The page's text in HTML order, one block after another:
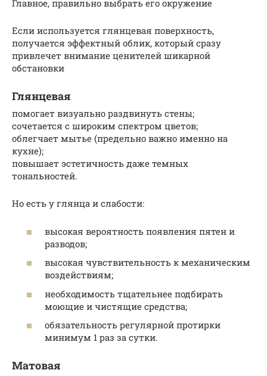
Главное, правильно выбрать его окружение
Если используется глянцевая поверхность,
получается эффектный облик, который сразу
привлечет внимание ценителей шикарной
обстановки
Глянцевая
помогает визуально раздвинуть стены;
сочетается с широким спектром цветов;
облегчает мытье (предельно важно именно на
кухне);
повышает эстетичность даже темных
тональностей.
Но есть у глянца и слабости:
высокая вероятность появления пятен и
разводов;
высокая чувствительность к механическим
воздействиям;
необходимость тщательнее подбирать
моющие и чистящие средства;
обязательность регулярной протирки
минимум 1 раз за сутки.
Матовая